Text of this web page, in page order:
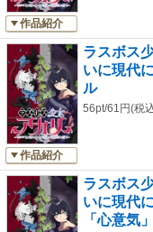
作品紹介
作品紹介
ラスボス
いに現代
ル
56pt/61円(税
ラスボス
いに現代
「心意気